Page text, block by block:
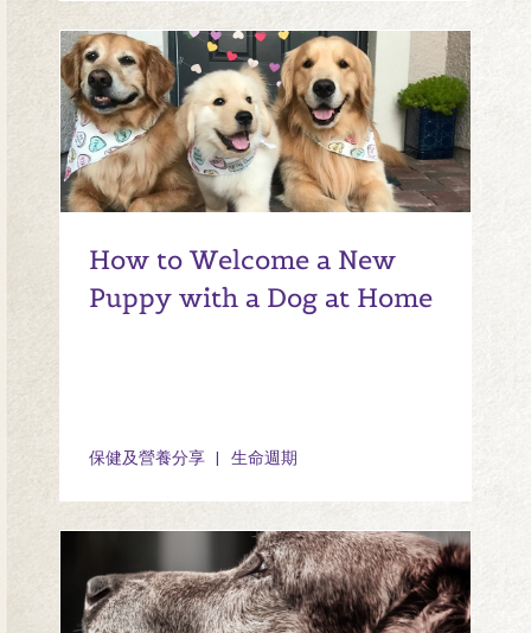
How to Welcome a New
Puppy with a Dog at Home
保健及營養分享 生命週期